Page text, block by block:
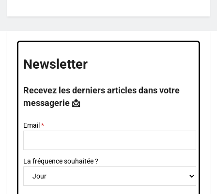
Newsletter
Recevez les derniers articles dans votre
messagerie 📩
Email
La fréquence souhaitée ?